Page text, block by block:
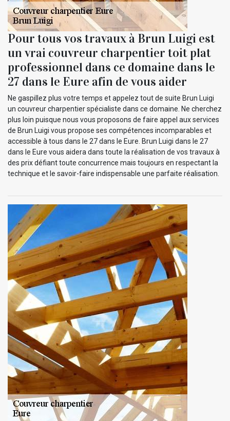
Pour tous vos travaux à Brun Luigi est
un vrai couvreur charpentier toit plat
professionnel dans ce domaine dans le
27 dans le Eure afin de vous aider
Ne gaspillez plus votre temps et appelez tout de suite Brun Luigi
un couvreur charpentier spécialiste dans ce domaine. Ne cherchez
plus loin puisque nous vous proposons de faire appel aux services
de Brun Luigi vous propose ses compétences incomparables et
accessible à tous dans le 27 dans le Eure. Brun Luigi dans le 27
dans le Eure vous aidera dans toute la réalisation de vos travaux à
des prix défiant toute concurrence mais toujours en respectant la
technique et le savoir-faire indispensable une parfaite réalisation.